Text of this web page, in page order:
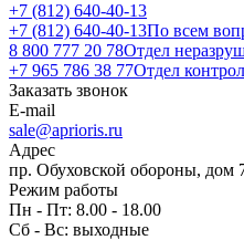
+7 (812) 640-40-13
+7 (812) 640-40-13По всем
8 800 777 20 78Отдел
+7 965 786 38 77Отдел
Заказать звонок
E-mail
sale@aprioris.ru
Адрес
пр. Обуховской обороны, дом
Режим работы
Пн - Пт: 8.00 - 18.00
Сб - Вс: выходные